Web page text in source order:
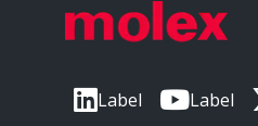
Label Label